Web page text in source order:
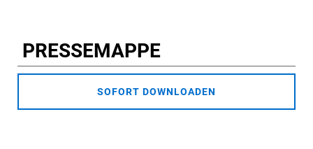
PRESSEMAPPE
SOFORT DOWNLOADEN